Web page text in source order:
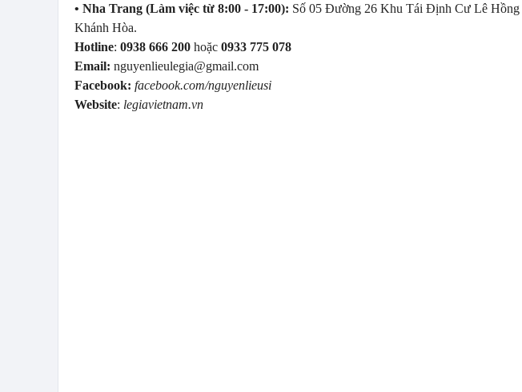
• Nha Trang (Làm việc từ 8:00 - 17:00): Số 05 Đường 26 Khu Tái Định Cư Lê Hồng
Khánh Hòa.
Hotline: 0938 666 200 hoặc 0933 775 078
Email: nguyenlieulegia@gmail.com
Facebook: facebook.com/nguyenlieusi
Website: legiavietnam.vn